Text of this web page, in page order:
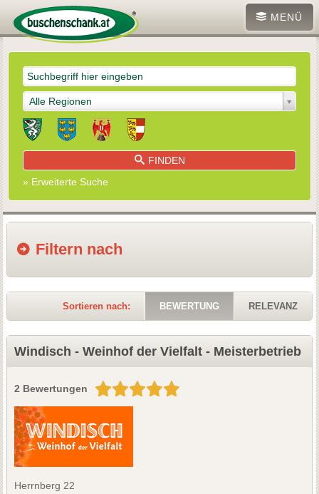
MENÜ
Alle Regionen
FINDEN
» Erweiterte Suche
Filtern nach
Sortieren nach: BEWERTUNG RELEVANZ
Windisch - Weinhof der Vielfalt - Meisterbetrieb
2 Bewertungen
Herrnberg 22